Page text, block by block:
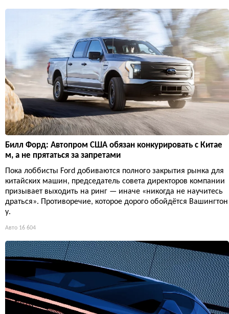
Билл Форд: Автопром США обязан конкурировать с Китае
м, а не прятаться за запретами
Пока лоббисты Ford добиваются полного закрытия рынка для
китайских машин, председатель совета директоров компании
призывает выходить на ринг — иначе «никогда не научитесь
драться». Противоречие, которое дорого обойдётся Вашингтон
у.
Авто 16 604